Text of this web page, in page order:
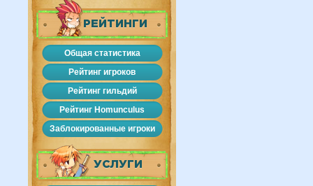
РЕЙТИНГИ
Общая статистика
Рейтинг игроков
Рейтинг гильдий
Рейтинг Homunculus
Заблокированные игроки
УСЛУГИ